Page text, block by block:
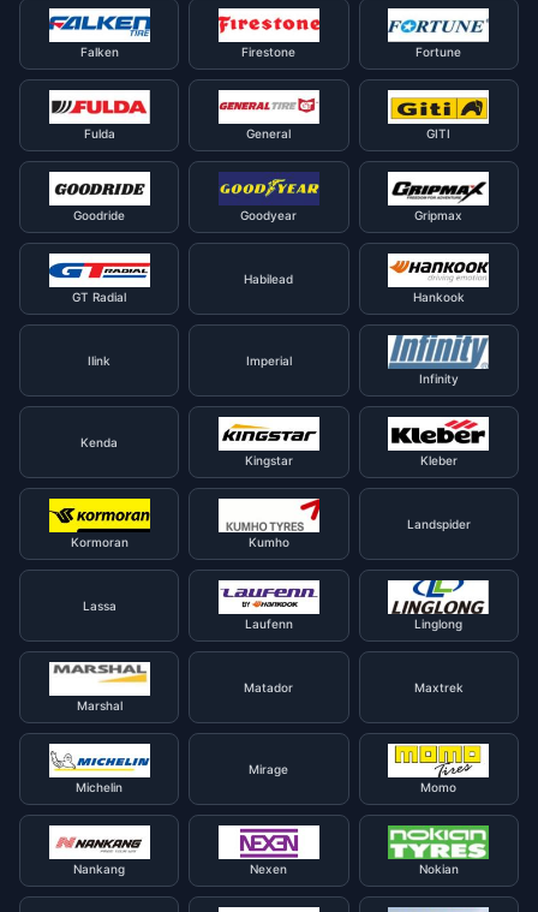
Falken Firestone Fortune
Fulda General GITI
Goodride Goodyear Gripmax
GT Radial
Habilead
Hankook
Ilink
Imperial
Infinity
Kenda
Kingstar
Kleber
Kormoran Kumho
Landspider
Lassa
Laufenn
Linglong
Marshal
Matador Maxtrek
Michelin
Mirage
Momo
Nankang Nexen Nokian